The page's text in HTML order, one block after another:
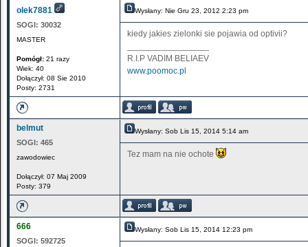
olek7881
SOGI: 30032
MASTER
Pomógł: 21 razy
Wiek: 40
Dołączył: 08 Sie 2010
Posty: 2731
Wysłany: Nie Gru 23, 2012 2:23 pm
kiedy jakies zielonki sie pojawia od optivii?
R.I.P VADIM BELIAEV
www.poomoc.pl
belmut
SOGI: 465
zawodowiec
Dołączył: 07 Maj 2009
Posty: 379
Wysłany: Sob Lis 15, 2014 5:14 am
Tez mam na nie ochote
666
SOGI: 592725
Wysłany: Sob Lis 15, 2014 12:23 pm